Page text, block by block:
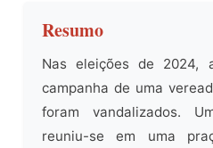
Resumo
Nas eleições de 2024,
campanha de uma
foram vandalizados.
reuniu-se em uma